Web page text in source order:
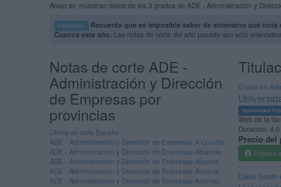
Abajo se muestran datos de los 3 grados de ADE - Administración y
Importante:
Recuerda que es imposible saber de antemano qué
Cuenca este año. Las notas de corte del año pasado son sólo
Grado en
Universidad
Web de la
Duración:
Precio del
Pídeles
Doble Grado
Notas de corte ADE -
Administración y Dirección
de Empresas por
provincias
Oferta en toda España
ADE - Administración y Dirección de Empresas A Coruña
ADE - Administración y Dirección de Empresas Albacete
ADE - Administración y Dirección de Empresas Alicante
ADE - Administración y Dirección de Empresas Almería
ADE - Administración y Dirección de Empresas Asturias